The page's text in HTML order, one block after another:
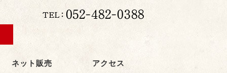
ネット販売 アクセス